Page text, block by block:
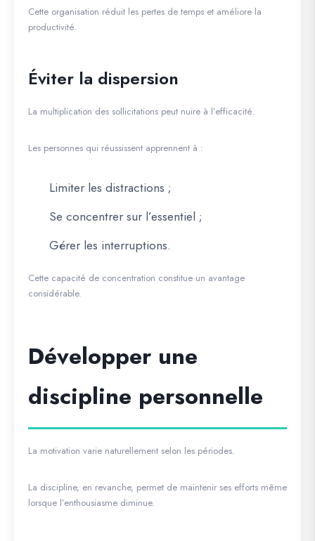
Cette organisation réduit les pertes de temps et améliore la
productivité.
Éviter la dispersion
La multiplication des sollicitations peut nuire à l’efficacité.
Les personnes qui réussissent apprennent à :
Limiter les distractions ;
Se concentrer sur l’essentiel ;
Gérer les interruptions.
Cette capacité de concentration constitue un avantage
considérable.
Développer une
discipline personnelle
La motivation varie naturellement selon les périodes.
La discipline, en revanche, permet de maintenir ses efforts même
lorsque l’enthousiasme diminue.